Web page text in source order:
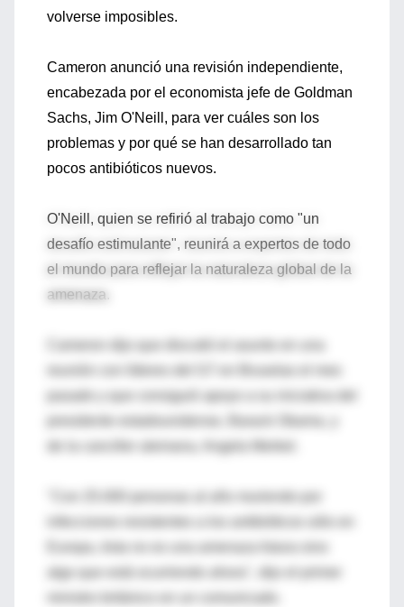
volverse imposibles.
Cameron anunció una revisión independiente,
encabezada por el economista jefe de Goldman
Sachs, Jim O'Neill, para ver cuáles son los
problemas y por qué se han desarrollado tan
pocos antibióticos nuevos.
O'Neill, quien se refirió al trabajo como "un
desafío estimulante", reunirá a expertos de todo
el mundo para reflejar la naturaleza global de la
amenaza.
pasado y que consiguió apoyo a su iniciativa del
de la canciller alemana, Angela Merkel.
Europa, ésta no es una amenaza futura sino
algo que está ocurriendo ahora", dijo el primer